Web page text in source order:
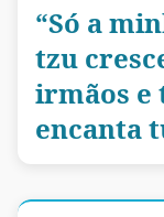
“Só a
tzu
irmãos e
encanta